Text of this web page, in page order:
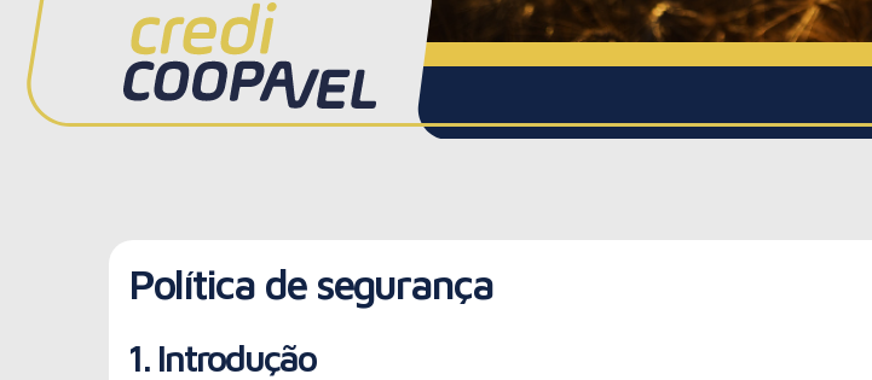
Política de segurança
1. Introdução